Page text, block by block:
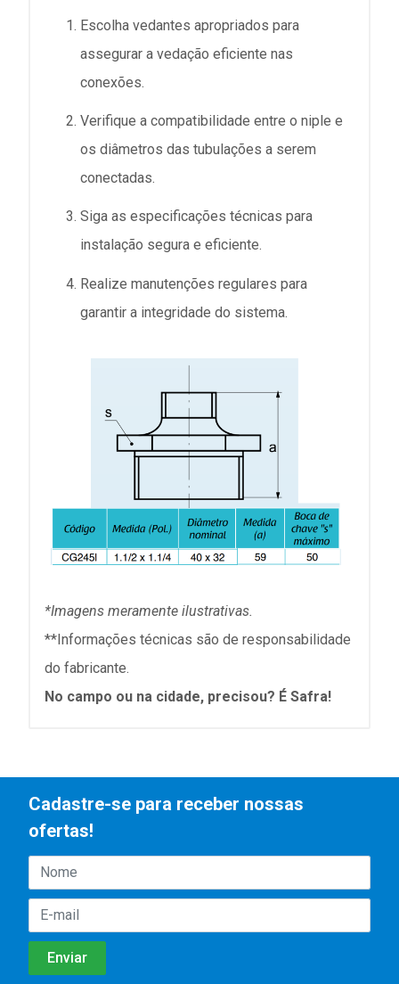
Escolha vedantes apropriados para
assegurar a vedação eficiente nas
conexões.
Verifique a compatibilidade entre o niple e
os diâmetros das tubulações a serem
conectadas.
Siga as especificações técnicas para
instalação segura e eficiente.
Realize manutenções regulares para
garantir a integridade do sistema.
*Imagens meramente ilustrativas.
**Informações técnicas são de responsabilidade
do fabricante.
No campo ou na cidade, precisou? É Safra!
Cadastre-se para receber nossas
ofertas!